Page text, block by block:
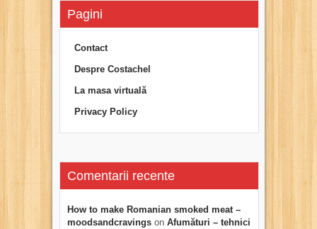
Pagini
Contact
Despre Costachel
La masa virtuală
Privacy Policy
Comentarii recente
How to make Romanian smoked meat –
moodsandcravings on Afumături – tehnici